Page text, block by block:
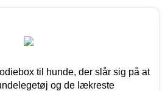
til hunde, der slår sig på at
og de lækreste